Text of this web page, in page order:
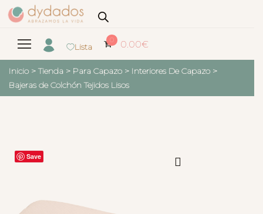
Lista
0 0.00€
Inicio > Tienda > Para Capazo > Interiores De Capazo >
Bajeras de Colchón Tejidos Lisos
Save